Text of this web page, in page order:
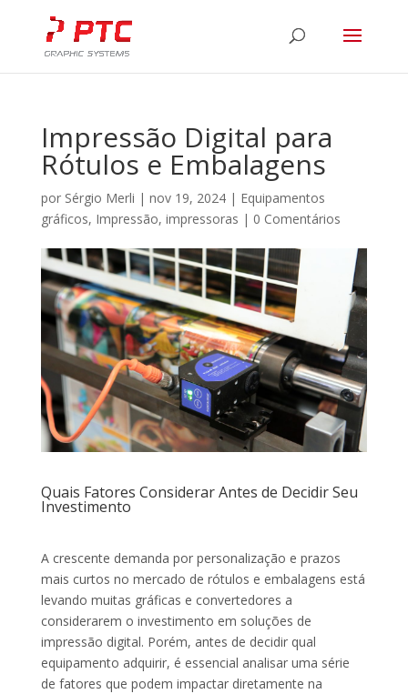
Impressão Digital para
Rótulos e Embalagens
por Sérgio Merli | nov 19, 2024| Equipamentos
gráficos, Impressão, impressoras | 0 Comentários
Quais Fatores Considerar Antes de Decidir Seu
Investimento
A crescente demanda por personalização e prazos
mais curtos no mercado de rótulos e embalagens está
levando muitas gráficas e convertedores a
considerarem o investimento em soluções de
impressão digital. Porém, antes de decidir qual
equipamento adquirir, é essencial analisar uma série
de fatores que podem impactar diretamente na